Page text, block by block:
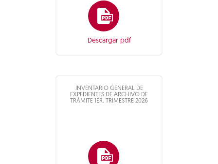
Descargar pdf
INVENTARIO GENERAL DE
EXPEDIENTES DE ARCHIVO DE
TRÁMITE 1ER. TRIMESTRE 2026